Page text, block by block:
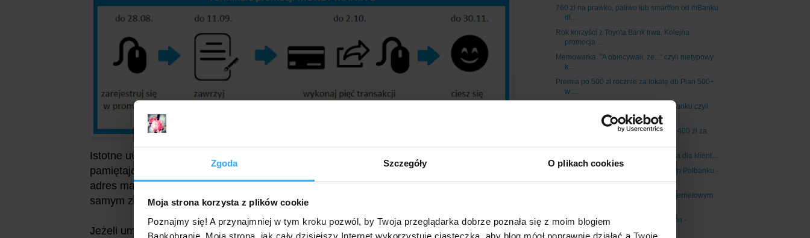
Zgoda Szczegóły O plikach cookies
Moja strona korzysta z plików cookie
Poznajmy się! A przynajmniej w tym kroku pozwól, by Twoja przeglądarka dobrze poznała się z moim blogiem
Bankobranie. Moja strona, jak cały dzisiejszy Internet wykorzystuje ciasteczka, aby blog mógł poprawnie działać a Twoje
Istotne uwagi. Jeśli konto w promocji zechce założyć także ktoś z Twych najbliższych,
pamiętajcie o odrębnej rejestracji - z wykorzystaniem innego adresu mailowego. Na jeden
adres mailowy (z jednego profilu w Money Manii) wysłać można jeden wniosek, a ty
samym zdobyć tylko jedną premię 100 zł.
Jeżeli umowę o konto zechcesz zawrzeć za pomocą przelewu weryfikacyjnego ze swego
760 zł na prawko, paliwo lub smartfon od mBanku
dl...
Rok korzyści z Toyota Bank trwa. Kolejna
promocja ...
Memowarka. "A obiecywali, że..." czyli nietypowy
k...
Premia po 500 zł rocznie za lokatę db Plan 500+
w ...
"Konto podwójnie zarabiające" w mBanku czyli
Moneymania 8 w nowej odsłonie: do 400 zł za
Płać mobilnie i zyskaj 20 zł - promocja dla klient...
Uczestniku promocji Agory i Raiffeisen Polbanku -
...
Bon 20 zł za płatność kartą Visa w internetowym
Bonus 5 zł za jeden przelew na telefon -